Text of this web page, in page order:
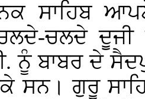
ਸਾਹਿਬ
ਚਲਦੇ ਦੂਜੀ
ਨੂੰ ਬਾਬਰ ਦੇ
ਸਨ। ਗੁਰੂ